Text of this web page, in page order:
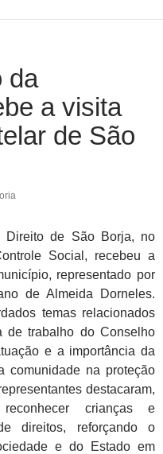
da
a visita
de São
de São Borja, no
Social, recebeu a
representado por
de Almeida Dorneles.
temas relacionados
de trabalho do Conselho
e a importância da
comunidade na proteção
destacaram,
crianças e
direitos, reforçando o
e do Estado em